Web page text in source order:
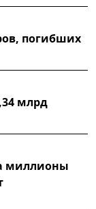
погибших
млрд
миллионы